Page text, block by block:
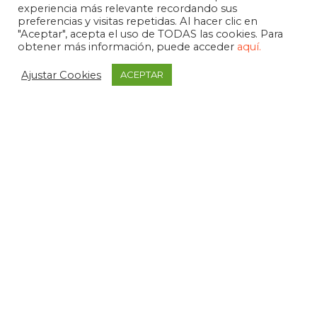
experiencia más relevante recordando sus
preferencias y visitas repetidas. Al hacer clic en
"Aceptar", acepta el uso de TODAS las cookies. Para
obtener más información, puede acceder aquí.
Ajustar Cookies ACEPTAR